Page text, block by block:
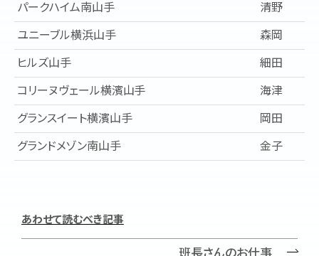
パークハイム南山手 清野
ユニーブル横浜山手 森岡
ヒルズ山手 細田
コリーヌヴェール横濱山手 海津
グランスイート横濱山手 岡田
グランドメゾン南山手 金子
班長さんのお仕事